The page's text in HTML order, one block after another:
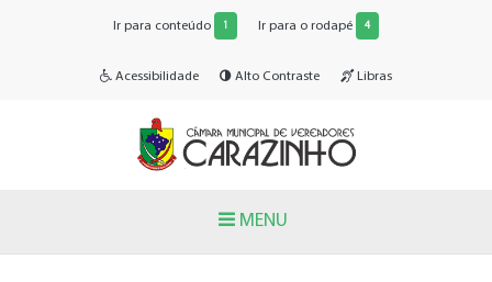
Ir para conteúdo 1 Ir para o rodapé 4
Acessibilidade Alto Contraste Libras
MENU